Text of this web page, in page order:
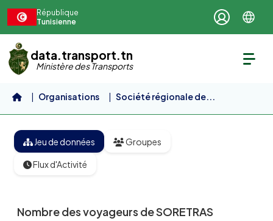
République
Tunisienne
data.transport.tn
Ministère des Transports
Organisations
Société régionale de...
Jeu de données Groupes
Flux d'Activité
Nombre des voyageurs de SORETRAS